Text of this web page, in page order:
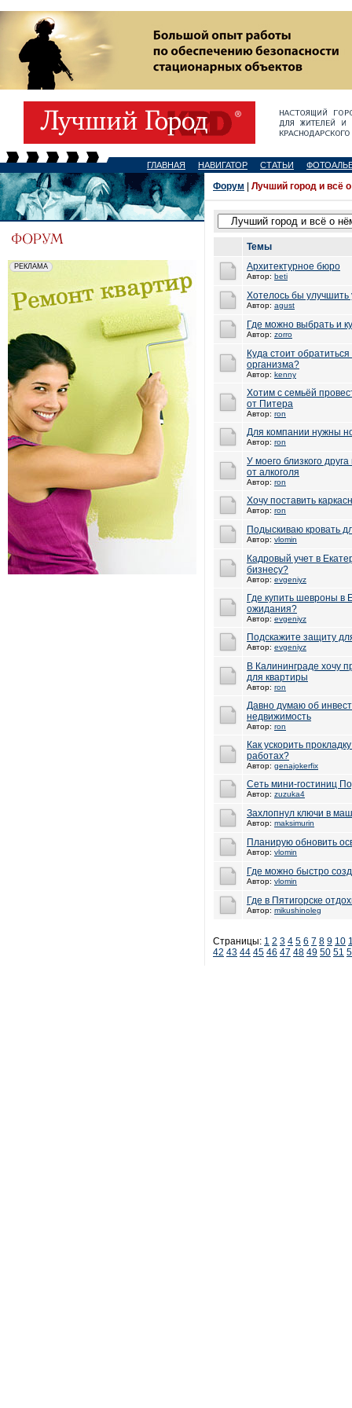
ГЛАВНАЯ НАВИГАТОР СТАТЬИ
Форум Лучший город и всё
Темы
Архитектурное бюро
Автор: beti
Хотелось бы улучшить
Автор: agust
Где можно выбрать и
Автор: zorro
Куда стоит
организма?
Автор: kenny
Хотим с семьёй
от Питера
Автор: ron
Для компании нужны
Автор: ron
У моего близкого
от алкоголя
Автор: ron
Хочу поставить
Автор: ron
Подыскиваю кровать
Автор: vlomin
Кадровый учет в
бизнесу?
Автор: evgeniyz
Где купить шевроны в
ожидания?
Автор: evgeniyz
Подскажите защиту
Автор: evgeniyz
В Калининграде хочу
для квартиры
Автор: ron
Давно думаю об
недвижимость
Автор: ron
Как ускорить
работах?
Автор: genajokerfix
Сеть мини-гостиниц
Автор: zuzuka4
Захлопнул ключи в
Автор: maksimurin
Планирую обновить
Автор: vlomin
Где можно быстро
Автор: vlomin
Где в Пятигорске
Автор: mikushinoleg
Страницы: 1 2 3 4 5 6 7 8 9 10
42 43 44 45 46 47 48 49 50 51